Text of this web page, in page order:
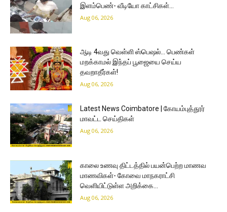
இளம்பெண்- வீடியோ காட்சிகள்…
Aug 06, 2026
ஆடி 4வது வெள்ளி ஸ்பெஷல்… பெண்கள்
மறக்காமல் இந்தப் பூஜையை செய்ய
தவறாதீர்கள்!
Aug 06, 2026
Latest News Coimbatore | கோயம்புத்தூர்
மாவட்ட செய்திகள்
Aug 06, 2026
காலை உணவு திட்டத்தில் பயன்பெற்ற மாணவ
மாணவிகள்- கோவை மாநகராட்சி
வெளியிட்டுள்ள அறிக்கை…
Aug 06, 2026